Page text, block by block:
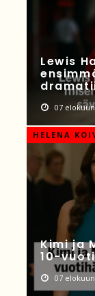
Lewis
07
HELENA
Kimi ja
10-
07